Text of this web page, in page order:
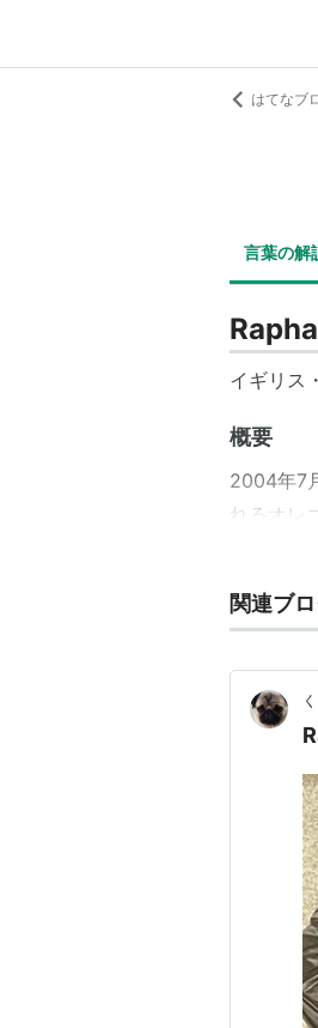
はてなブ
言葉の解
Rapha
イギリス
概要
2004年7
れるオレ
2007年に
日本にお
2011年
阪にオー
店舗で
リアな
どを展開
住所
電話
関連ブ